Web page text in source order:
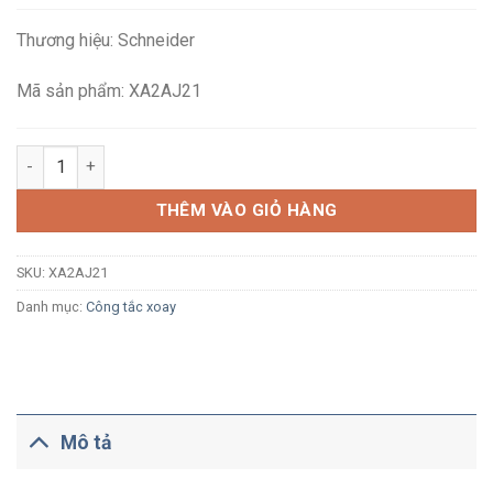
106,700₫.
Thương hiệu: Schneider
Mã sản phẩm: XA2AJ21
Công tắc xoay Schneider XA2AJ21 Ø22, tay nắm dài, 2 vị trí tự
THÊM VÀO GIỎ HÀNG
SKU: XA2AJ21
Danh mục: Công tắc xoay
Mô tả